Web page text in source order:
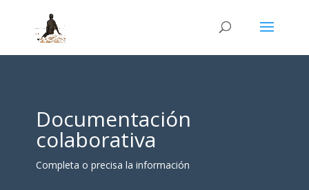
Documentación
colaborativa
Completa o precisa la información